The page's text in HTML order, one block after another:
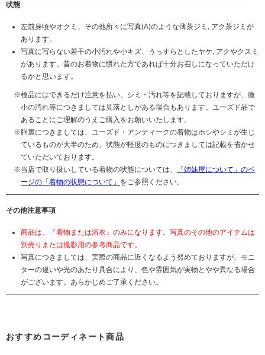
状態
左前身頃やオクミ、その他所々に写真(A)のような薄茶ジミ, アク茶ジミが
あります。
写真に写らない若干の小汚れや小キズ、うっすらとしたヤケ, アクやクスミ
があります。昔のお着物に慣れた方であれば十分お召しになっていただけ
るかと思います。
検品にはできるだけ注意を払い、シミ・汚れ等を記載しておりますが、微
小の汚れ等につきましては見落としがある場合もあります。ユーズド品で
あることにご理解のうえご購入をお願いいたします。
胴裏につきましては、ユーズド・アンティークの着物はホシやシミが生じ
ているものが大半のため、状態が軽度のものにつきましては記載を省かせ
ていただいております。
当店で取り扱いしている着物の状態については、
「姉妹屋について」のペ
ージの「着物の状態について」 をご参照ください。
その他注意事項
商品は、『着物または浴衣』のみになります。写真のその他のアイテムは
別売りまたは撮影用の参考商品です。
写真につきましては、実際の商品に近くなるよう努めておりますが、モニ
ターの違いや光のあたり具合により、色や雰囲気が実物とやや異なる場合
がございます。あらかじめご了承ください。
おすすめコーディネート商品